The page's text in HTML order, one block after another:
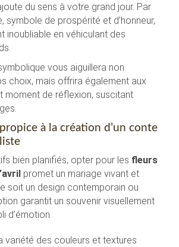
du sens à votre grand jour. Par
symbole de prospérité et d’honneur,
inoubliable en véhiculant des
vous aiguillera non
choix, mais offrira également aux
moment de réflexion, suscitant
à la création d’un conte
bien planifiés, opter pour les fleurs
promet un mariage vivant et
soit un design contemporain ou
garantit un souvenir visuellement
d’émotion.
variété des couleurs et textures